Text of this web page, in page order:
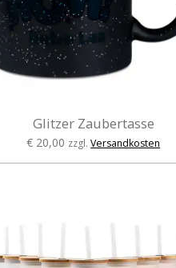
Glitzer Zaubertasse
€ 20,00 zzgl.Versandkosten